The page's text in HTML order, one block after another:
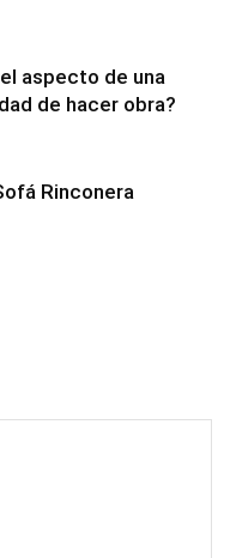
aspecto de una
de hacer obra?
Rinconera